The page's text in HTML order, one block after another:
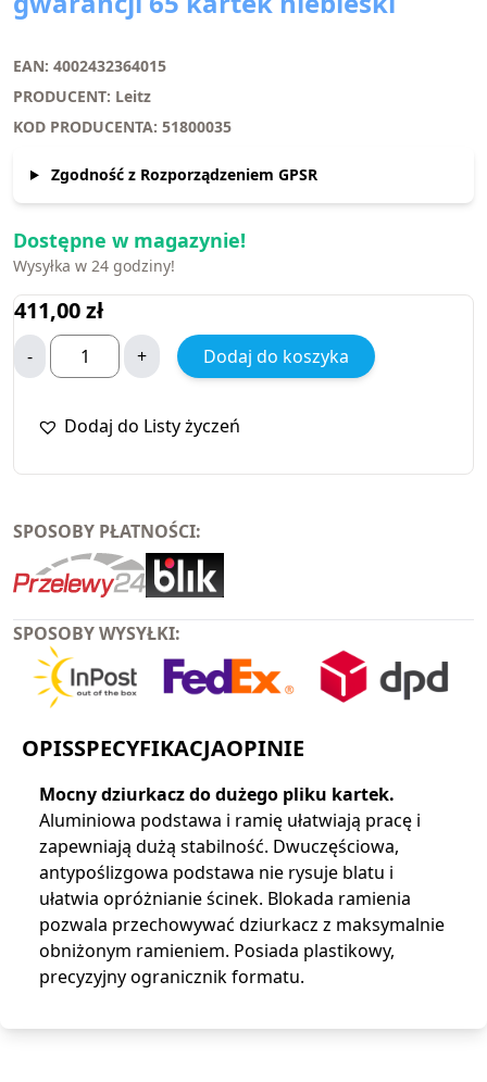
EAN: 4002432364015
PRODUCENT: Leitz
KOD PRODUCENTA: 51800035
Zgodność z Rozporządzeniem GPSR
Dostępne w magazynie!
Wysyłka w 24 godziny!
411,00zł
- + Dodaj do koszyka
Dodaj do Listy życzeń
SPOSOBY PŁATNOŚCI:
SPOSOBY WYSYŁKI:
OPISSPECYFIKACJAOPINIE
Mocny dziurkacz do dużego pliku kartek.
Aluminiowa podstawa i ramię ułatwiają pracę i
zapewniają dużą stabilność. Dwuczęściowa,
antypoślizgowa podstawa nie rysuje blatu i
ułatwia opróżnianie ścinek. Blokada ramienia
pozwala przechowywać dziurkacz z maksymalnie
obniżonym ramieniem. Posiada plastikowy,
precyzyjny ogranicznik formatu.